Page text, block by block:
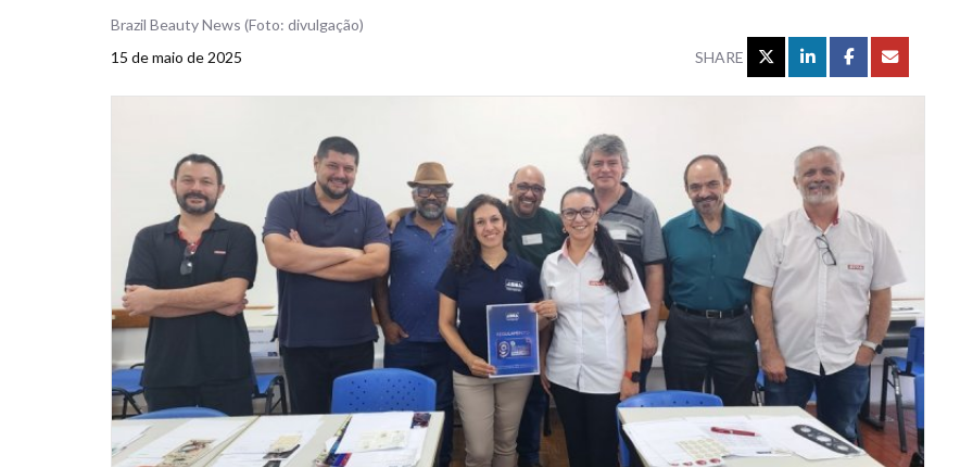
Brazil Beauty News (Foto: divulgação)
15 de maio de 2025
SHARE